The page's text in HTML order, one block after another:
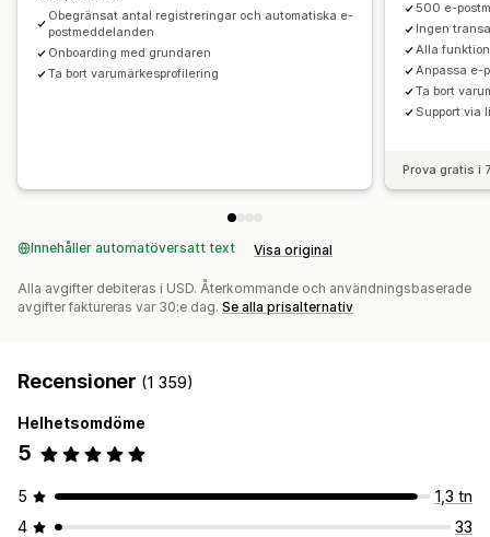
Obegränsat antal registreringar och automatiska e-
postmeddelanden
Onboarding med grundaren
Ta bort varumärkesprofilering
500 e-
Ingen
Alla
Anpassa e-
Ta bort
Support via
Prova gratis i
Innehåller automatöversatt text Visa original
Alla avgifter debiteras i USD. Återkommande och användningsbaserade
avgifter faktureras var 30:e dag. Se alla prisalternativ
Recensioner (1 359)
Helhetsomdöme
5
5
1,3 tn
4
33